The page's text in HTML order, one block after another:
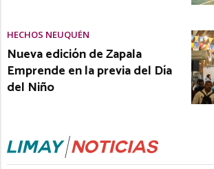
HECHOS NEUQUÉN
Nueva edición de Zapala
Emprende en la previa del Día
del Niño